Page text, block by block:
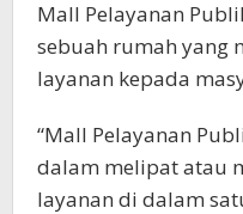
Mall Pelayanan
sebuah rumah yang
layanan kepada
“Mall Pelayanan
dalam melipat atau
layanan di dalam